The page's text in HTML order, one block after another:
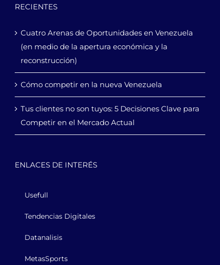
RECIENTES
Cuatro Arenas de Oportunidades en Venezuela
(en medio de la apertura económica y la
reconstrucción)
Cómo competir en la nueva Venezuela
Tus clientes no son tuyos: 5 Decisiones Clave para
Competir en el Mercado Actual
ENLACES DE INTERÉS
Usefull
Tendencias Digitales
Datanalisis
MetasSports